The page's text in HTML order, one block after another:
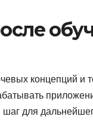
концепций и
для